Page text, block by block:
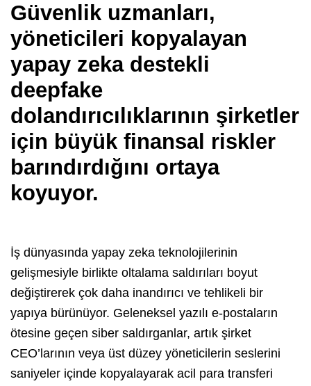
Güvenlik uzmanları,
yöneticileri kopyalayan
yapay zeka destekli
deepfake
dolandırıcılıklarının şirketler
için büyük finansal riskler
barındırdığını ortaya
koyuyor.
İş dünyasında yapay zeka teknolojilerinin
gelişmesiyle birlikte oltalama saldırıları boyut
değiştirerek çok daha inandırıcı ve tehlikeli bir
yapıya bürünüyor. Geleneksel yazılı e-postaların
ötesine geçen siber saldırganlar, artık şirket
CEO’larının veya üst düzey yöneticilerin seslerini
saniyeler içinde kopyalayarak acil para transferi